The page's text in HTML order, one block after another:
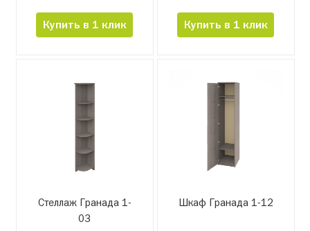
Купить в 1 клик Купить в 1 клик
Стеллаж Гранада 1-
03
Шкаф Гранада 1-12